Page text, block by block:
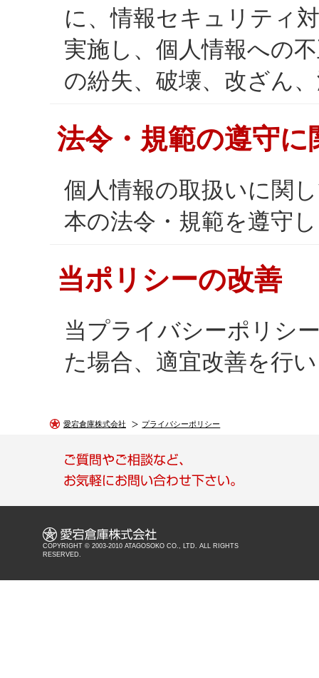
に、情報セキュリティ
実施し、個人情報への
の紛失、破壊、改ざん
法令・規範の遵守に
個人情報の取扱いに関
本の法令・規範を遵守
当ポリシーの改善
当プライバシーポリシ
た場合、適宜改善を行
愛宕倉庫株式会社 プライバシーポリシー
COPYRIGHT © 2003-2010 ATAGOSOKO CO., LTD. ALL RIGHTS
RESERVED.